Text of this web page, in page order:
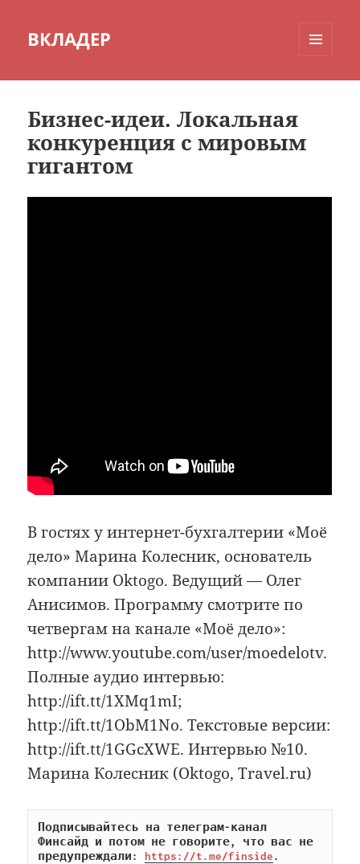
ВКЛАДЕР
Бизнес-идеи. Локальная
конкуренция с мировым
гигантом
В гостях у интернет-бухгалтерии «Моё
дело» Марина Колесник, основатель
компании Oktogo. Ведущий — Олег
Анисимов. Программу смотрите по
четвергам на канале «Моё дело»:
http://www.youtube.com/user/moedelotv.
Полные аудио интервью:
http://ift.tt/1XMq1mI;
http://ift.tt/1ObM1No. Текстовые версии:
http://ift.tt/1GGcXWE. Интервью №10.
Марина Колесник (Oktogo, Travel.ru)
Подписывайтесь на телеграм-канал
Финсайд и потом не говорите, что вас не
предупреждали: https://t.me/finside.